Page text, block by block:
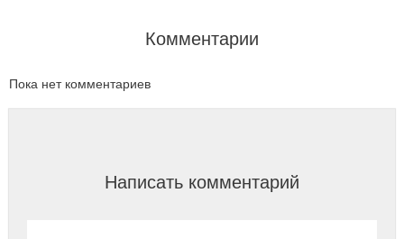
Комментарии
Пока нет комментариев
Написать комментарий